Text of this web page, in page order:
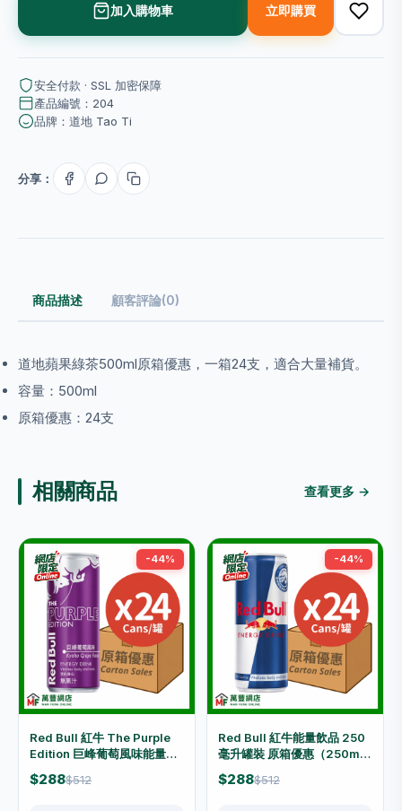
加入購物車 立即購買
安全付款 · SSL 加密保障
產品編號：204
品牌：道地 Tao Ti
分享：
商品描述 顧客評論(0)
道地蘋果綠茶500ml原箱優惠，一箱24支，適合大量補貨。
容量：500ml
原箱優惠：24支
相關商品 查看更多 →
-44%
Red Bull 紅牛 The Purple
Edition 巨峰葡萄風味能量飲
品 原箱優惠（250ml x 24
罐）
$288$512
-44%
Red Bull 紅牛能量飲品 250
毫升罐裝 原箱優惠（250ml x
24罐）
$288$512